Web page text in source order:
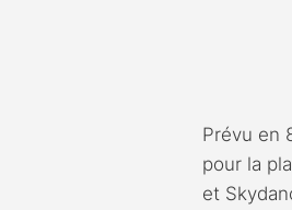
Prévu en
pour la
et